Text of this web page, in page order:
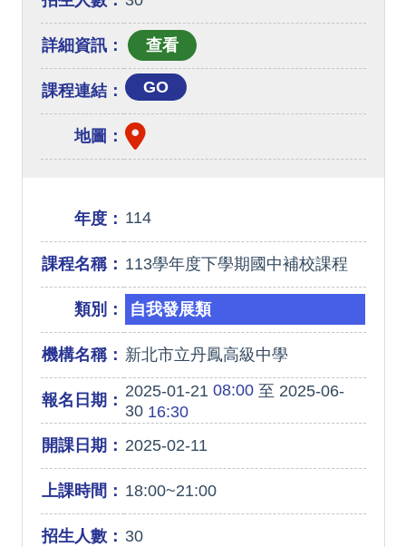
詳細資訊：
課程連結： GO
地圖：
年度： 114
課程名稱： 113學年度下學期國中補校課程
類別： 自我發展類
機構名稱： 新北市立丹鳳高級中學
報名日期： 2025-01-21 08:00至 2025-06-
3016:30
開課日期： 2025-02-11
上課時間： 18:00~21:00
招生人數： 30